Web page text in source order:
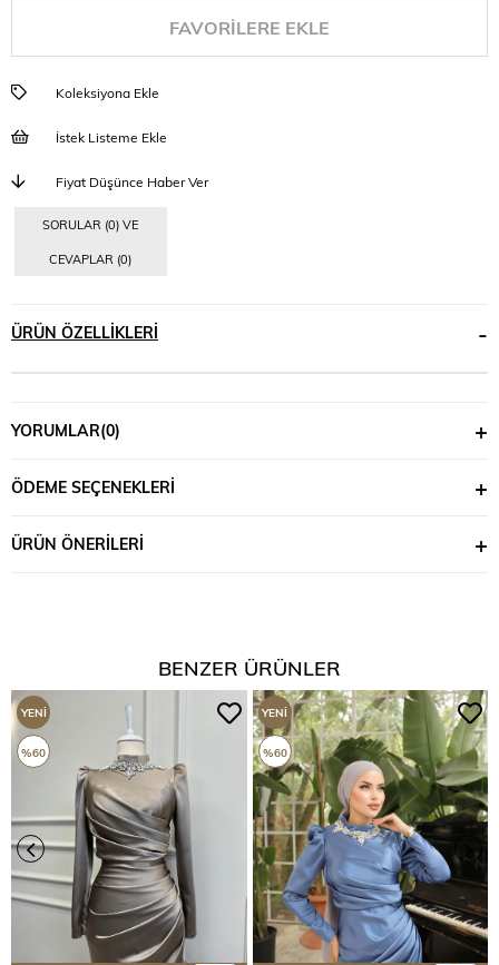
FAVORILERE EKLE
Koleksiyona Ekle
İstek Listeme Ekle
Fiyat Düşünce Haber Ver
SORULAR (0) VE
CEVAPLAR (0)
ÜRÜN ÖZELLIKLERI
YORUMLAR(0)
ÖDEME SEÇENEKLERI
ÜRÜN ÖNERILERI
BENZER ÜRÜNLER
YENI
ÜRÜN
%60
YENI
ÜRÜN
%60